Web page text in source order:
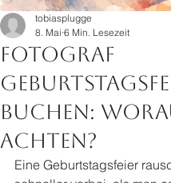
Fotograf
buchen:
achten?
tobiasplugge
8. Mai 6 Min. Lesezeit
Eine Geburtstagsfeier